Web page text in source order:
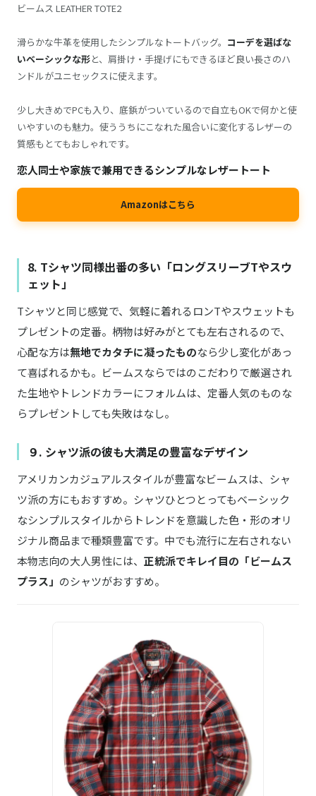
ビームス LEATHER TOTE2
滑らかな牛革を使用したシンプルなトートバッグ。 コーデを選ばな
いベーシックな形と、肩掛け・手提げにもできるほど良い長さのハ
ンドルがユニセックスに使えます。
少し大きめでPCも入り、底鋲がついているので自立もOKで何かと使
いやすいのも魅力。使ううちにこなれた風合いに変化するレザーの
質感もとてもおしゃれです。
恋人同士や家族で兼用できるシンプルなレザートート
Amazonはこちら
8. Tシャツ同様出番の多い「ロングスリーブTやスウ
ェット」
Tシャツと同じ感覚で、気軽に着れるロンTやスウェットも
プレゼントの定番。柄物は好みがとても左右されるので、
心配な方は無地でカタチに凝ったものなら少し変化があっ
て喜ばれるかも。ビームスならではのこだわりで厳選され
た生地やトレンドカラーにフォルムは、定番人気のものな
らプレゼントしても失敗はなし。
９. シャツ派の彼も大満足の豊富なデザイン
アメリカンカジュアルスタイルが豊富なビームスは、シャ
ツ派の方にもおすすめ。シャツひとつとってもベーシック
なシンプルスタイルからトレンドを意識した色・形のオリ
ジナル商品まで種類豊富です。中でも流行に左右されない
本物志向の大人男性には、 正統派でキレイ目の「ビームス
プラス」 のシャツがおすすめ。